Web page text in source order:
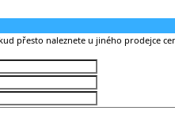
přesto naleznete u jiného prodejce